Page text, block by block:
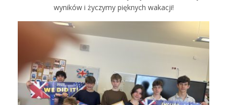
wyników i życzymy pięknych wakacji!